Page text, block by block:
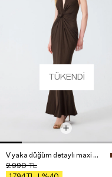
V yaka düğüm detaylı maxi elbise
2.990TL
TÜKENDI